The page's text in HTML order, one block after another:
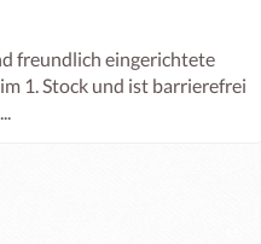
freundlich eingerichtete
1. Stock und ist barrierefrei